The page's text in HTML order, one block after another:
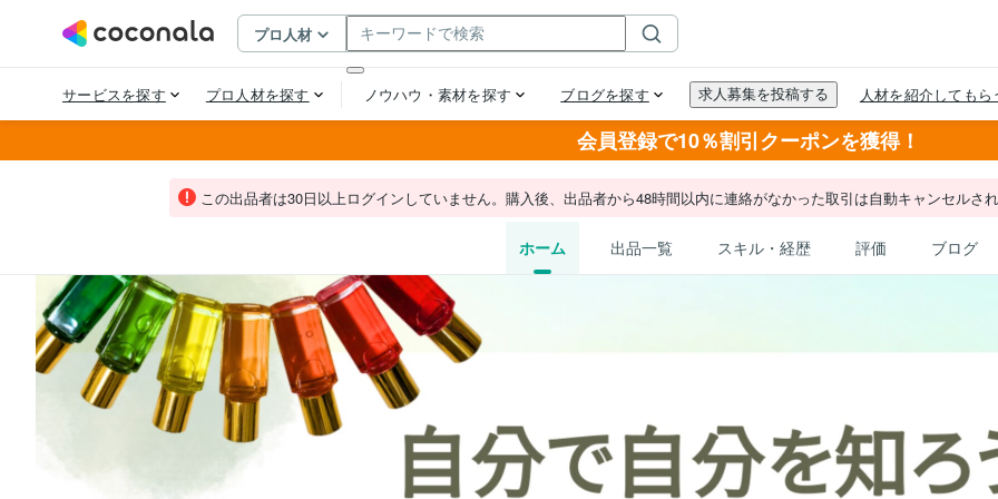
会員登録で10％割引クーポンを獲得！
この出品者は30日以上ログインしていません。購入後、出品者から48時間以内に連絡がなかった取引は自動キャンセルさ
ホーム 出品一覧 スキル・経歴 評価 ブログ